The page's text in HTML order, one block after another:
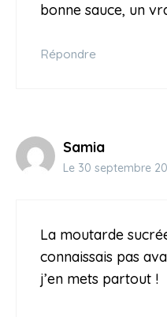
bonne sauce, un
Répondre
Samia
Le 30 septembre
La moutarde
connaissais pas
j’en mets partout !